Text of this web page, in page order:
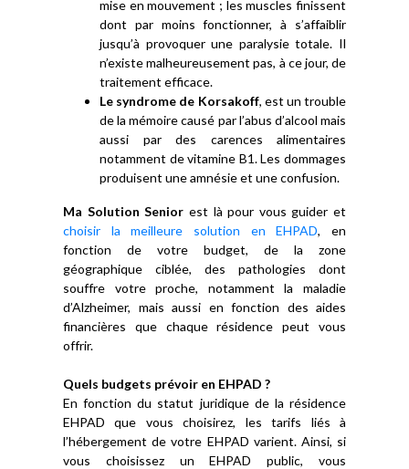
mise en mouvement ; les muscles finissent
dont par moins fonctionner, à s’affaiblir
jusqu’à provoquer une paralysie totale. Il
n’existe malheureusement pas, à ce jour, de
traitement efficace.
Le syndrome de Korsakoff, est un trouble
de la mémoire causé par l’abus d’alcool mais
aussi par des carences alimentaires
notamment de vitamine B1. Les dommages
produisent une amnésie et une confusion.
Ma Solution Senior est là pour vous guider et
choisir la meilleure solution en EHPAD, en
fonction de votre budget, de la zone
géographique ciblée, des pathologies dont
souffre votre proche, notamment la maladie
d’Alzheimer, mais aussi en fonction des aides
financières que chaque résidence peut vous
offrir.
Quels budgets prévoir en EHPAD ?
En fonction du statut juridique de la résidence
EHPAD que vous choisirez, les tarifs liés à
l’hébergement de votre EHPAD varient. Ainsi, si
vous choisissez un EHPAD public, vous